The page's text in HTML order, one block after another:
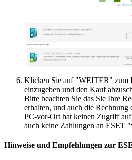
Klicken Sie auf "WEITER" zum
einzugeben und den Kauf
Bitte beachten Sie das Sie Ihre
erhalten, und auch die
PC-vor-Ort hat keinen Zugriff
auch keine Zahlungen an ESET
Hinweise und Empfehlungen zur